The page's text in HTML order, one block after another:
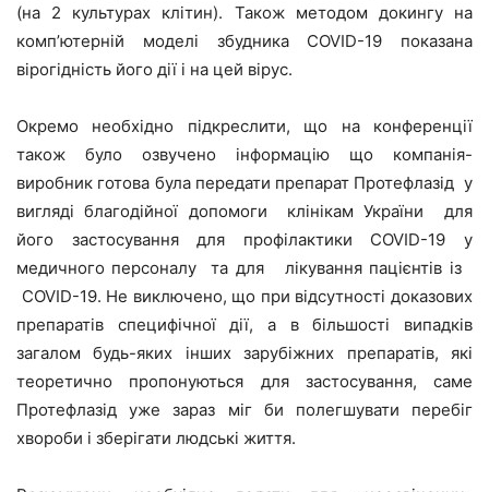
(на 2 культурах клітин). Також методом докингу на
комп’ютерній моделі збудника COVID-19 показана
вірогідність його дії і на цей вірус.
Окремо необхідно підкреслити, що на конференції
також було озвучено інформацію що компанія-
виробник готова була передати препарат Протефлазід у
вигляді благодійної допомоги клінікам України для
його застосування для профілактики COVID-19 у
медичного персоналу та для лікування пацієнтів із
COVID-19. Не виключено, що при відсутності доказових
препаратів специфічної дії, а в більшості випадків
загалом будь-яких інших зарубіжних препаратів, які
теоретично пропонуються для застосування, саме
Протефлазід уже зараз міг би полегшувати перебіг
хвороби і зберігати людські життя.